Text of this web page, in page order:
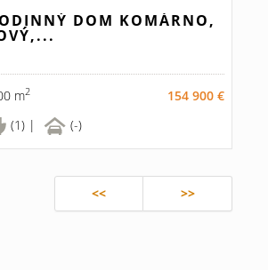
DOM KOMÁRNO,
m2
154 900 €
(1) | (-)
<< >>